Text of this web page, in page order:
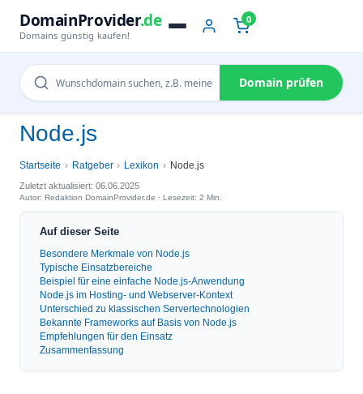
DomainProvider.de
Domains günstig kaufen!
0
Domain prüfen
Node.js
Startseite Ratgeber Lexikon Node.js
Zuletzt aktualisiert: 06.06.2025
Autor: Redaktion DomainProvider.de · Lesezeit: 2 Min.
Auf dieser Seite
Besondere Merkmale von Node.js
Typische Einsatzbereiche
Beispiel für eine einfache Node.js-Anwendung
Node.js im Hosting- und Webserver-Kontext
Unterschied zu klassischen Servertechnologien
Bekannte Frameworks auf Basis von Node.js
Empfehlungen für den Einsatz
Zusammenfassung